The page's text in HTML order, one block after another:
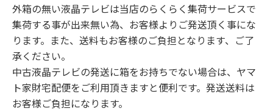
外箱の無い液晶テレビは当店のらくらく集荷サービスで
集荷する事が出来無い為、お客様よりご発送頂く事にな
ります。また、送料もお客様のご負担となります、ご了
承ください。
中古液晶テレビの発送に箱をお持ちでない場合は、ヤマ
ト家財宅配便をご利用頂きますと便利です。発送送料は
お客様ご負担になります。